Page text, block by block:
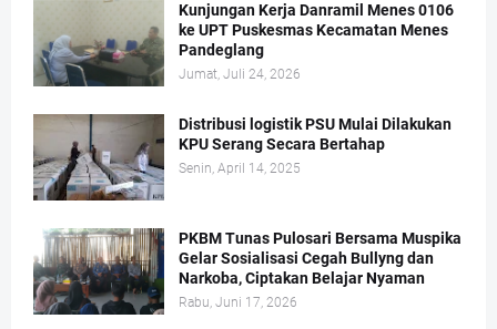
Kunjungan Kerja Danramil Menes 0106
ke UPT Puskesmas Kecamatan Menes
Pandeglang
Jumat, Juli 24, 2026
Distribusi logistik PSU Mulai Dilakukan
KPU Serang Secara Bertahap
Senin, April 14, 2025
PKBM Tunas Pulosari Bersama Muspika
Gelar Sosialisasi Cegah Bullyng dan
Narkoba, Ciptakan Belajar Nyaman
Rabu, Juni 17, 2026